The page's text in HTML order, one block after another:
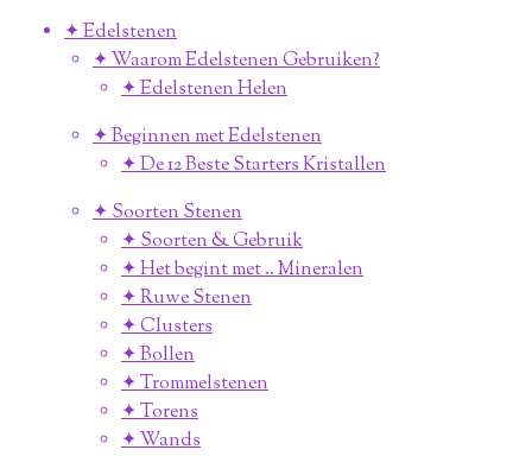
✦ Edelstenen
✦ Waarom Edelstenen Gebruiken?
✦ Edelstenen Helen
✦ Beginnen met Edelstenen
✦ De 12 Beste Starters Kristallen
✦ Soorten Stenen
✦ Soorten & Gebruik
✦ Het begint met .. Mineralen
✦ Ruwe Stenen
✦ Clusters
✦ Bollen
✦ Trommelstenen
✦ Torens
✦ Wands